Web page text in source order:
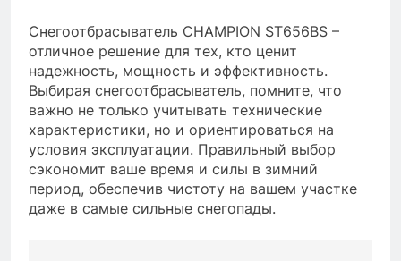
Снегоотбрасыватель CHAMPION ST656BS –
отличное решение для тех, кто ценит
надежность, мощность и эффективность.
Выбирая снегоотбрасыватель, помните, что
важно не только учитывать технические
характеристики, но и ориентироваться на
условия эксплуатации. Правильный выбор
сэкономит ваше время и силы в зимний
период, обеспечив чистоту на вашем участке
даже в самые сильные снегопады.